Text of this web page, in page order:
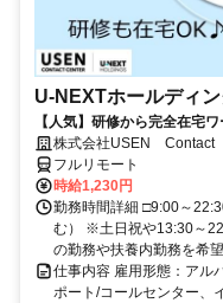
U-NEXTホールディ
【人気】研修から完全在宅
株式会社USEN
フルリモート
時給1,230円
勤務時間詳細 □9:00～
む） ※土日祝や13:30～
の勤務や扶養内勤務を希
仕事内容 雇用形態：アル
ポート/コールセンター